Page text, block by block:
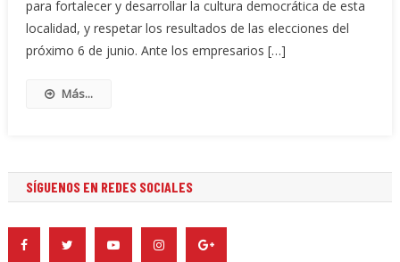
para fortalecer y desarrollar la cultura democrática de esta
localidad, y respetar los resultados de las elecciones del
próximo 6 de junio. Ante los empresarios […]
Más...
SÍGUENOS EN REDES SOCIALES